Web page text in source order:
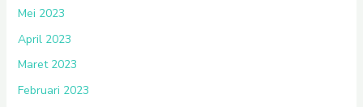
Mei 2023
April 2023
Maret 2023
Februari 2023